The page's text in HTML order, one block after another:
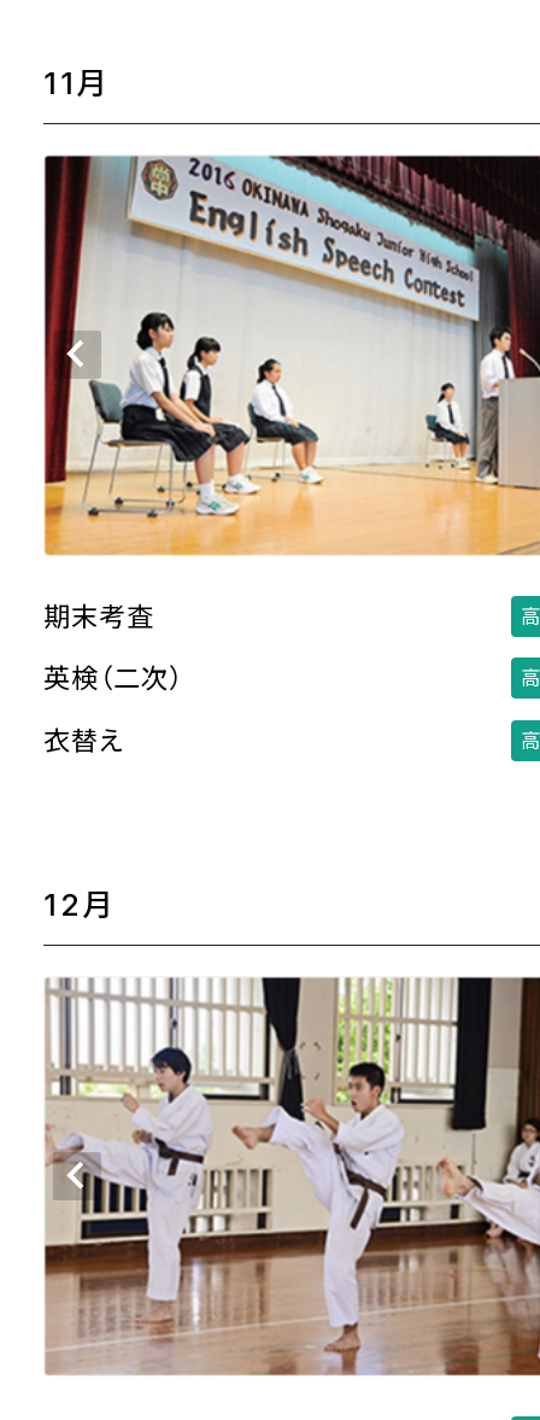
11月
期末考査
英検（二次）
衣替え
12月